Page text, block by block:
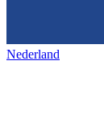
Nederland